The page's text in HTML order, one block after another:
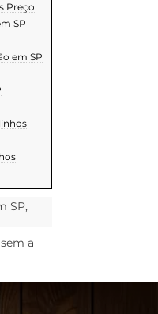
Preço
SP
em SP
SP,
a